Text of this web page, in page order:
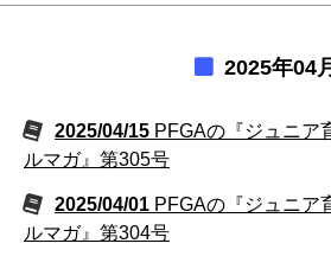
2025年04月
2025/04/15 PFGAの『ジュニア
ルマガ』第305号
2025/04/01 PFGAの『ジュニア
ルマガ』第304号